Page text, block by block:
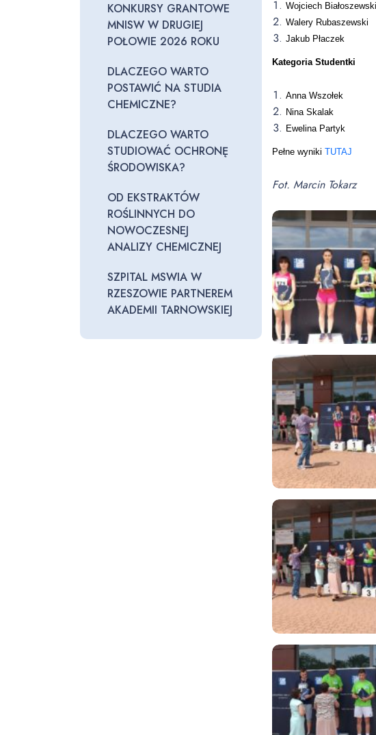
KONKURSY GRANTOWE
MNISW W DRUGIEJ
POŁOWIE 2026 ROKU
DLACZEGO WARTO
POSTAWIĆ NA STUDIA
CHEMICZNE?
DLACZEGO WARTO
STUDIOWAĆ OCHRONĘ
ŚRODOWISKA?
OD EKSTRAKTÓW
ROŚLINNYCH DO
NOWOCZESNEJ
ANALIZY CHEMICZNEJ
SZPITAL MSWIA W
RZESZOWIE PARTNEREM
AKADEMII TARNOWSKIEJ
Wojciech Białoszewski
Walery Rubaszewski
Jakub Płaczek
Kategoria Studentki
Anna Wszołek
Nina Skalak
Ewelina Partyk
Pełne wynikiTUTAJ
Fot. Marcin Tokarz